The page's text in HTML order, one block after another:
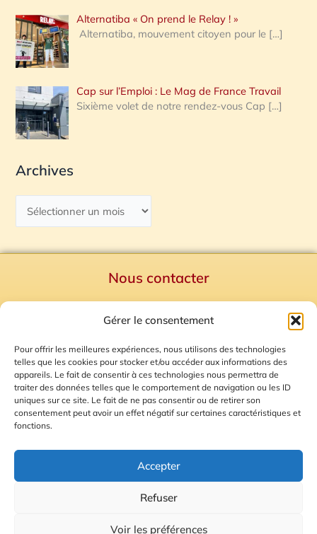
Gérer le consentement
Pour offrir les meilleures expériences, nous utilisons des technologies
telles que les cookies pour stocker et/ou accéder aux informations des
appareils. Le fait de consentir à ces technologies nous permettra de
traiter des données telles que le comportement de navigation ou les ID
uniques sur ce site. Le fait de ne pas consentir ou de retirer son
consentement peut avoir un effet négatif sur certaines caractéristiques et
fonctions.
Accepter
Refuser
Voir les préférences
Alternatiba « On prend le Relay ! »
Alternatiba, mouvement citoyen pour le […]
Cap sur l’Emploi : Le Mag de France Travail
Sixième volet de notre rendez-vous Cap […]
Archives
Nous contacter
Mentions Légales
Plan du site
Gestion des Cookies
© 2026 Radio Calade